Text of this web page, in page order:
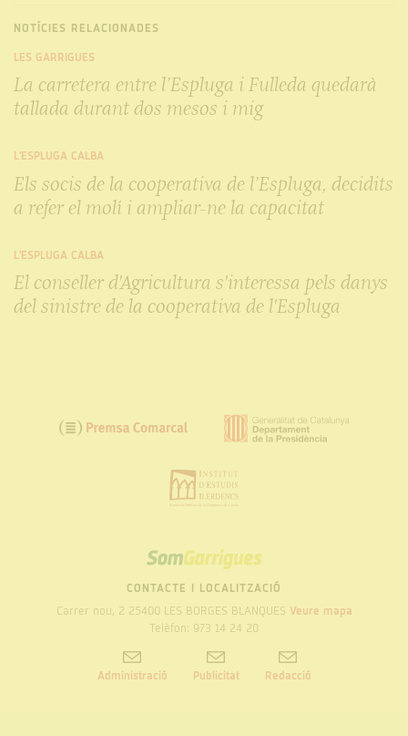
NOTÍCIES RELACIONADES
LES GARRIGUES
La carretera entre l’Espluga i Fulleda quedarà
tallada durant dos mesos i mig
L'ESPLUGA CALBA
Els socis de la cooperativa de l’Espluga, decidits
a refer el molí i ampliar-ne la capacitat
L'ESPLUGA CALBA
El conseller d'Agricultura s'interessa pels danys
del sinistre de la cooperativa de l'Espluga
SOM
GARRIGUES
CONTACTE I LOCALITZACIÓ
Carrer nou, 2 25400 LES BORGES BLANQUES Veure mapa
Telèfon: 973 14 24 20
Administració Publicitat Redacció